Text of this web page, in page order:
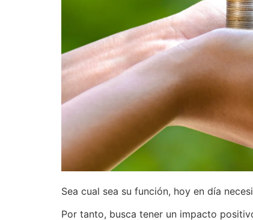
Sea cual sea su función, hoy en día
Por tanto, busca tener un impacto